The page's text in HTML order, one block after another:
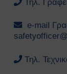
Τηλ.
e-mail
Τηλ.